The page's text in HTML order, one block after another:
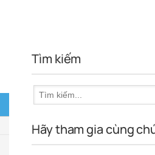
Tìm kiếm
Hãy tham gia cùng